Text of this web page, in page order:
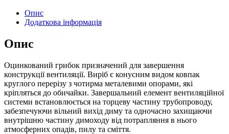
Опис
Додаткова інформація
Опис
Оцинкований грибок призначений для завершення
конструкції вентиляції. Виріб є конусним видом ковпак
круглого перерізу з чотирма металевими опорами, які
кріпляться до обичайки. Завершальний елемент вентиляційної
системи встановлюється на торцеву частину трубопроводу,
забезпечуючи вільний вихід диму та одночасно захищаючи
внутрішню частину димоходу від потрапляння в нього
атмосферних опадів, пилу та сміття.